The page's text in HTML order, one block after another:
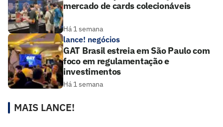
mercado de cards colecionáveis
Há 1 semana
lance! negócios
GAT Brasil estreia em São Paulo com
foco em regulamentação e
investimentos
Há 1 semana
MAIS LANCE!